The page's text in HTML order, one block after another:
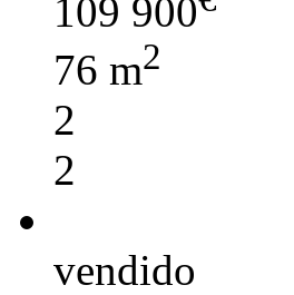
109 900
76 m2
2
2
vendido